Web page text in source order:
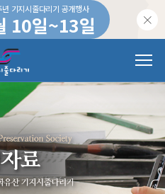
기지시줄다리기 공개행사
10일~13일